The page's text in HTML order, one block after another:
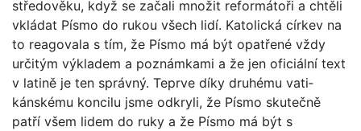
středověku, když se začali množit reformátoři a chtěli
vkládat Písmo do rukou všech lidí. Katolická církev na
to reagovala s tím, že Písmo má být opatřené vždy
určitým výkladem a poznámkami a že jen oficiální text
v latině je ten správný. Teprve díky druhému vati­
kánskému koncilu jsme odkryli, že Písmo skutečně
patří všem lidem do ruky a že Písmo má být s